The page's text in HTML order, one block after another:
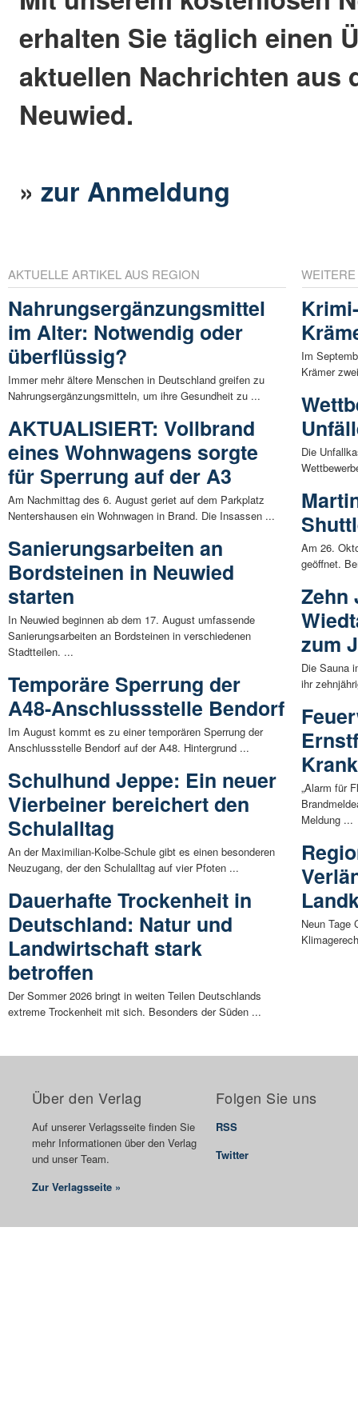
erhalten Sie täglich einen
aktuellen Nachrichten aus
Neuwied.
»zur Anmeldung
AKTUELLE ARTIKEL AUS REGION
Nahrungsergänzungsmittel
im Alter: Notwendig oder
überflüssig?
Immer mehr ältere Menschen in Deutschland greifen zu
Nahrungsergänzungsmitteln, um ihre Gesundheit zu ...
AKTUALISIERT: Vollbrand
eines Wohnwagens sorgte
für Sperrung auf der A3
Am Nachmittag des 6. August geriet auf dem Parkplatz
Nentershausen ein Wohnwagen in Brand. Die Insassen ...
Sanierungsarbeiten an
Bordsteinen in Neuwied
starten
In Neuwied beginnen ab dem 17. August umfassende
Sanierungsarbeiten an Bordsteinen in verschiedenen
Stadtteilen. ...
Temporäre Sperrung der
A48-Anschlussstelle Bendorf
Im August kommt es zu einer temporären Sperrung der
Anschlussstelle Bendorf auf der A48. Hintergrund ...
Schulhund Jeppe: Ein neuer
Vierbeiner bereichert den
Schulalltag
An der Maximilian-Kolbe-Schule gibt es einen besonderen
Neuzugang, der den Schulalltag auf vier Pfoten ...
Dauerhafte Trockenheit in
Deutschland: Natur und
Landwirtschaft stark
betroffen
Der Sommer 2026 bringt in weiten Teilen Deutschlands
extreme Trockenheit mit sich. Besonders der Süden ...
Im
Krämer
Die
Am 26.
geöffnet.
Zehn
zum
Die Sauna
ihr
„Alarm für
Meldung ...
Neun Tage
Über den Verlag
Auf unserer Verlagsseite finden Sie
mehr Informationen über den Verlag
und unser Team.
Zur Verlagsseite »
Folgen Sie uns
RSS
Twitter